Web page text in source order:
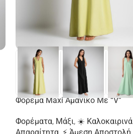
Φόρεμα Maxi Αμάνικο Με “V”
Φορέματα, Μάξι, ☀️ Καλοκαιρινά